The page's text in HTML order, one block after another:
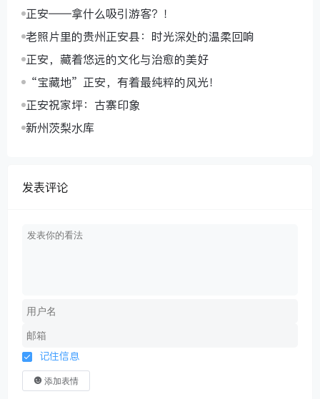
正安——拿什么吸引游客？！
老照片里的贵州正安县：时光深处的温柔回响
正安，藏着悠远的文化与治愈的美好
“宝藏地”正安，有着最纯粹的风光！
正安祝家坪：古寨印象
新州茨梨水库
发表评论
记住信息
添加表情